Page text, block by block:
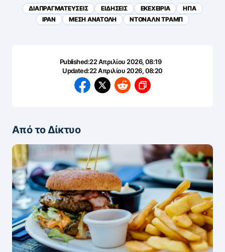
ΔΙΑΠΡΑΓΜΑΤΕΥΣΕΙΣ ΕΙΔΗΣΕΙΣ ΕΚΕΧΕΙΡΙΑ
ΗΠΑ
ΙΡΑΝ
ΜΕΣΗ ΑΝΑΤΟΛΗ ΝΤΟΝΑΛΝ ΤΡΑΜΠ
Published:22 Απριλίου 2026, 08:19
Updated:22 Απριλίου 2026, 08:20
Από το Δίκτυο